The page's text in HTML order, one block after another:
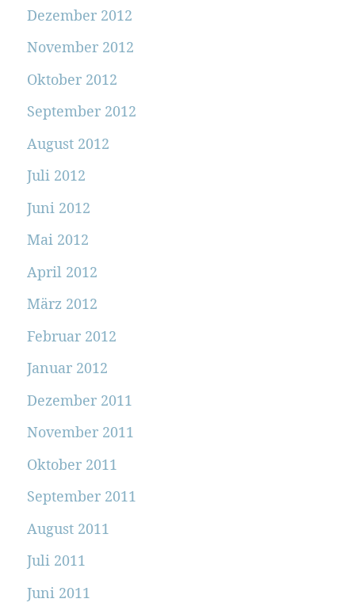
Dezember 2012
November 2012
Oktober 2012
September 2012
August 2012
Juli 2012
Juni 2012
Mai 2012
April 2012
März 2012
Februar 2012
Januar 2012
Dezember 2011
November 2011
Oktober 2011
September 2011
August 2011
Juli 2011
Juni 2011